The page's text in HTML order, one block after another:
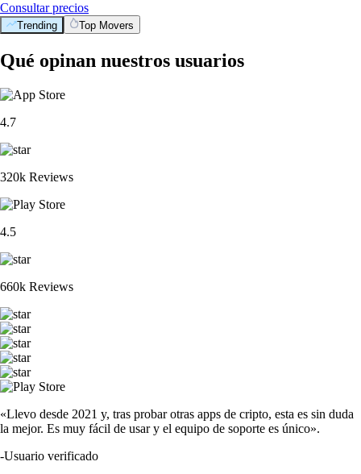
Consultar precios
Trending Top Movers
Qué opinan nuestros usuarios
4.7
320k Reviews
4.5
660k Reviews
«Llevo desde 2021 y, tras probar otras apps de cripto, esta es sin duda
la mejor. Es muy fácil de usar y el equipo de soporte es único».
-Usuario verificado